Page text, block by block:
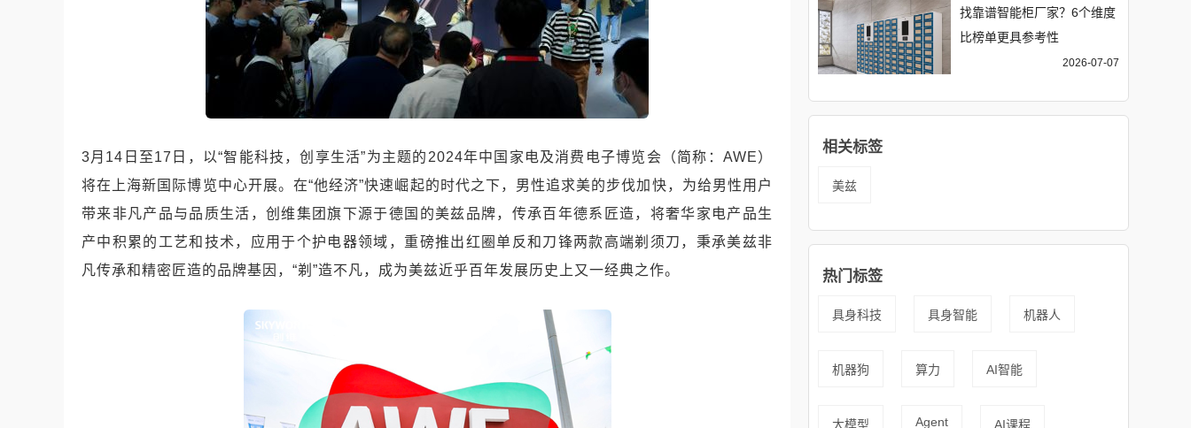
3月14日至17日，以“智能科技，创享生活”为主题的2024年中国家电及消费电子博览会（简称：AWE）
将在上海新国际博览中心开展。在“他经济”快速崛起的时代之下，男性追求美的步伐加快，为给男性用户
带来非凡产品与品质生活，创维集团旗下源于德国的美兹品牌，传承百年德系匠造，将奢华家电产品生
产中积累的工艺和技术，应用于个护电器领域，重磅推出红圈单反和刀锋两款高端剃须刀，秉承美兹非
凡传承和精密匠造的品牌基因，“剃”造不凡，成为美兹近乎百年发展历史上又一经典之作。
找靠谱智能柜厂家？6个维度
比榜单更具参考性
2026-07-07
相关标签
美兹
热门标签
具身科技 具身智能 机器人
机器狗 算力 AI智能
大模型 Agent AI课程